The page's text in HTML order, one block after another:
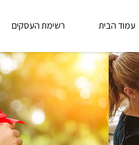
עמוד הבית רשימת העסקים